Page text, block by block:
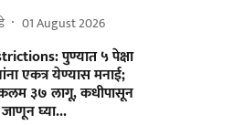
01 August 2026
पुण्यात ५ पेक्षा
एकत्र येण्यास मनाई;
३७ लागू, कधीपासून
घ्या...